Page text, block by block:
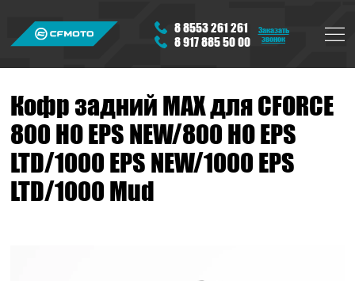
8 8553 261 261
8 917 885 50 00
Заказать
звонок
Кофр задний MAX для CFORCE
800 HO EPS NEW/800 HO EPS
LTD/1000 EPS NEW/1000 EPS
LTD/1000 Mud